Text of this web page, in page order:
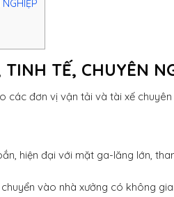
TẾ, CHUYÊN
các đơn vị vận tải và tài xế
hiện đại với mặt ga-lăng lớn,
vào nhà xưởng có không